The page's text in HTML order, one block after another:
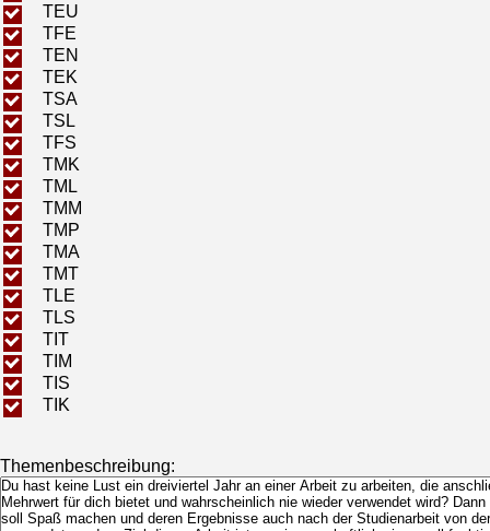
TEU
TFE
TEN
TEK
TSA
TSL
TFS
TMK
TML
TMM
TMP
TMA
TMT
TLE
TLS
TIT
TIM
TIS
TIK
Themenbeschreibung: